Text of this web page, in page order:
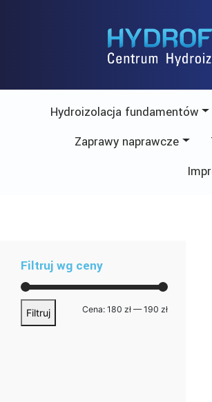
Hydroizolacja fundamentów
Zaprawy naprawcze
Filtruj wg ceny
Cena
Cena
Filtruj Cena: 180 zł—190 zł